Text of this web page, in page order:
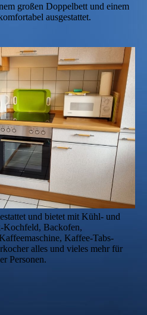
großen Doppelbett und einem
ausgestattet.
und bietet mit Kühl- und
Kochfeld, Backofen,
Kaffee-Tabs-
alles und vieles mehr für
Personen.